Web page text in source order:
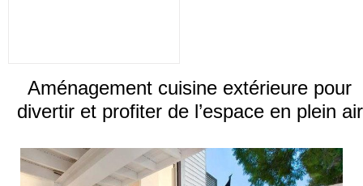
Aménagement cuisine extérieure pour
divertir et profiter de l’espace en plein air